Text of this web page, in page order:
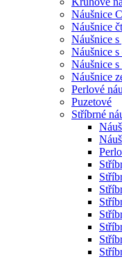
Náušnice
Náušnice
Náušnice s
Náušnice s
Náušnice s
Náušnice
Perlové
Puzetové
Stříbrné